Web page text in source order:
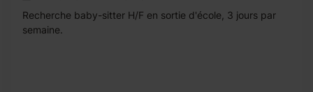
Recherche baby-sitter H/F en sortie d'école, 3 jours par
semaine.